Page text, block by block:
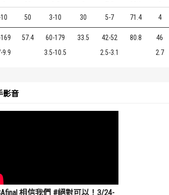
50 3-10 30 5-7 71.4 4
57.4 60-179 33.5 42-52 80.8 46
9.9 3.5-10.5 2.5-3.1 2.7
影音
相信我們 #絕對可以！3/24-